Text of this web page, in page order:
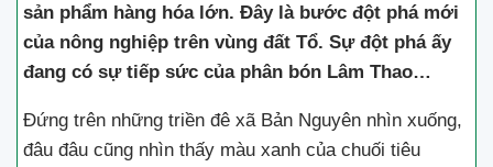
sản phẩm hàng hóa lớn. Đây là bước đột phá mới
của nông nghiệp trên vùng đất Tổ. Sự đột phá ấy
đang có sự tiếp sức của phân bón Lâm Thao…
Đứng trên những triền đê xã Bản Nguyên nhìn xuống,
đâu đâu cũng nhìn thấy màu xanh của chuối tiêu